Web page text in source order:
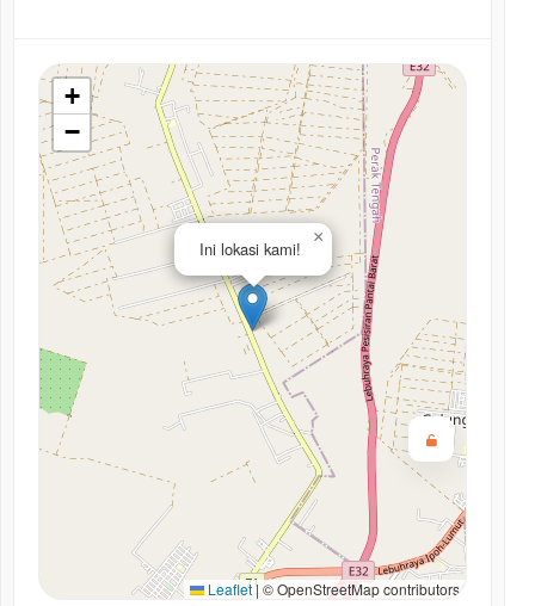
Ini lokasi kami!
×
+
−
Leaflet| © OpenStreetMap contributors